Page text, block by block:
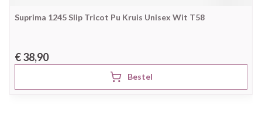
Suprima 1245 Slip Tricot Pu Kruis Unisex Wit T58
€ 38,90
Bestel